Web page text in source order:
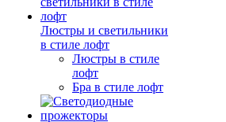
Люстры и светильники
в стиле лофт
Люстры в стиле
лофт
Бра в стиле лофт